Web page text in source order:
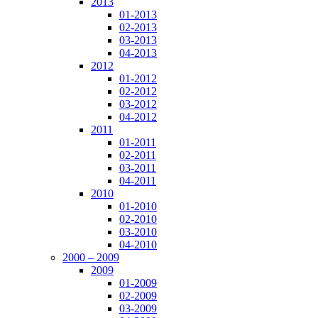
01-2013
02-2013
03-2013
04-2013
2012
01-2012
02-2012
03-2012
04-2012
2011
01-2011
02-2011
03-2011
04-2011
2010
01-2010
02-2010
03-2010
04-2010
2000 – 2009
2009
01-2009
02-2009
03-2009